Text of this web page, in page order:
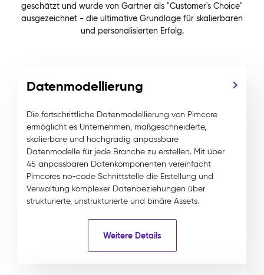
geschätzt und wurde von Gartner als "Customer's Choice"
ausgezeichnet - die ultimative Grundlage für skalierbaren
und personalisierten Erfolg.
Datenmodellierung
Die fortschrittliche Datenmodellierung von Pimcore
ermöglicht es Unternehmen, maßgeschneiderte,
skalierbare und hochgradig anpassbare
Datenmodelle für jede Branche zu erstellen. Mit über
45 anpassbaren Datenkomponenten vereinfacht
Pimcores no-code Schnittstelle die Erstellung und
Verwaltung komplexer Datenbeziehungen über
strukturierte, unstrukturierte und binäre Assets.
Weitere Details